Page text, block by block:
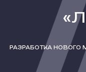
РАЗРАБОТКА НОВОГО